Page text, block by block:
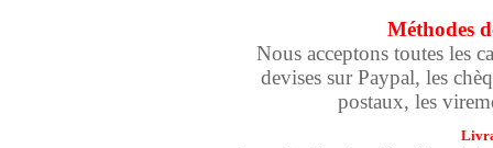
Méthodes
Nous acceptons toutes les
devises sur Paypal, les
postaux, les